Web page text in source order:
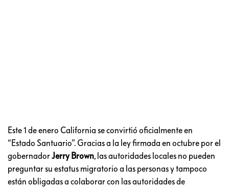
Este 1 de enero California se convirtió oficialmente en
“Estado Santuario”. Gracias a la ley firmada en octubre por el
gobernadorJerry Brown, las autoridades locales no pueden
preguntar su estatus migratorio a las personas y tampoco
están obligadas a colaborar con las autoridades de